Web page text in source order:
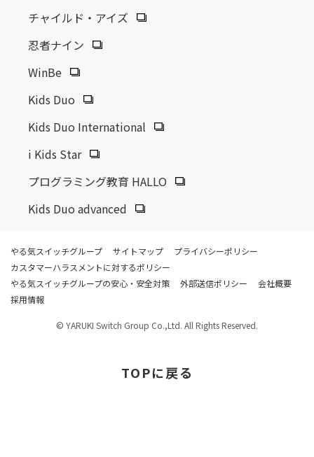
チャイルド・アイズ
忍者ナイン
WinBe
Kids Duo
Kids Duo International
i Kids Star
プログラミング教育 HALLO
Kids Duo advanced
やる気スイッチグループ サイトマップ
プライバシーポリシー
カスタマーハラスメントに対するポリシー
やる気スイッチグループの安心・安全対策
外部送信ポリシー
会社概要
採用情報
© YARUKI Switch Group Co.,Ltd. All Rights Reserved.
TOPに戻る